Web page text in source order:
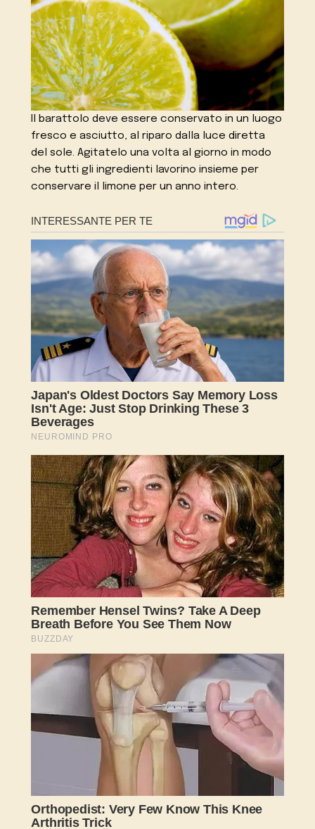
Il barattolo deve essere conservato in un luogo
fresco e asciutto, al riparo dalla luce diretta
del sole. Agitatelo una volta al giorno in modo
che tutti gli ingredienti lavorino insieme per
conservare il limone per un anno intero.